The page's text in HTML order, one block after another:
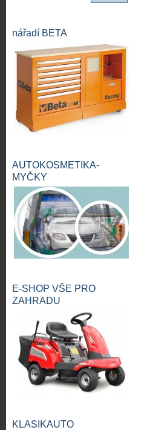
nářadí BETA
AUTOKOSMETIKA-
MYČKY
E-SHOP VŠE PRO
ZAHRADU
KLASIKAUTO